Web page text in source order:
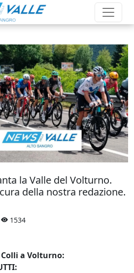
la Valle del Volturno.
della nostra redazione.
1534
a Volturno: